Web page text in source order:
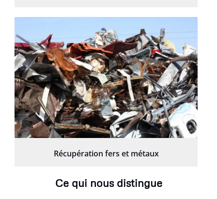
Récupération fers et métaux
Ce qui nous distingue